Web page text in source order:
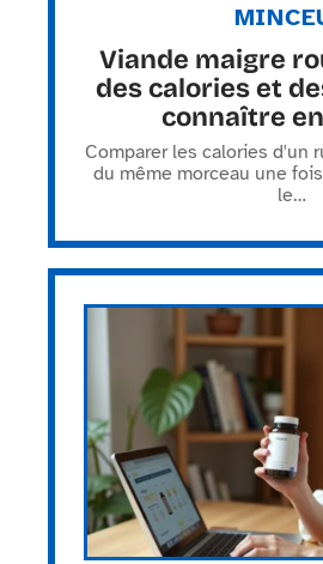
Viande maigre
des calories et
connaître
Comparer les calories d'un
du même morceau une
le…